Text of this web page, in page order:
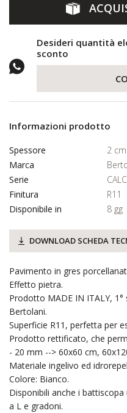
Desideri quantità
sconto
Informazioni prodotto
Spessore
2 cm
Marca
Serie
Finitura
R11
Disponibile in
8 gg
DOWNLOAD SCHEDA
Pavimento in gres
Effetto pietra.
Prodotto MADE IN ITALY,
Bertolani.
Superficie R11, perfetta per
Prodotto rettificato, che
- 20 mm --> 60x60 cm,
Materiale ingelivo ed
Colore: Bianco.
Disponibili anche i
a L e gradoni.